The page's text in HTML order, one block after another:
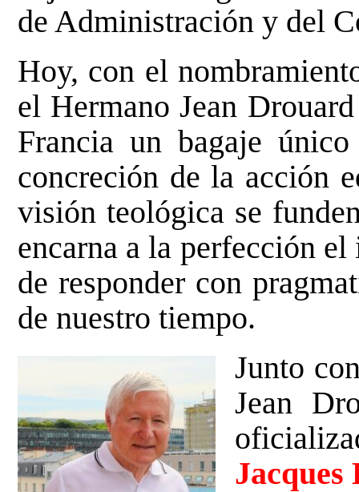
de Administración y del
Hoy, con el
el Hermano Jean
Francia un bagaje
concreción de la acción
visión teológica se
encarna a la perfección
de responder con
de nuestro tiempo.
Junto
Jean
Jacques